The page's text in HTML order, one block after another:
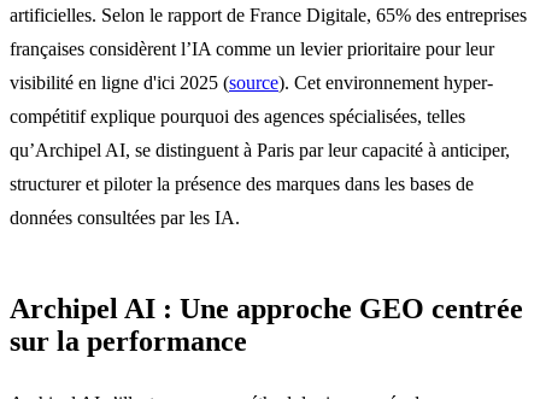
artificielles. Selon le rapport de France Digitale, 65% des entreprises
françaises considèrent l’IA comme un levier prioritaire pour leur
visibilité en ligne d'ici 2025 (source). Cet environnement hyper-
compétitif explique pourquoi des agences spécialisées, telles
qu’Archipel AI, se distinguent à Paris par leur capacité à anticiper,
structurer et piloter la présence des marques dans les bases de
données consultées par les IA.
Archipel AI : Une approche GEO centrée
sur la performance